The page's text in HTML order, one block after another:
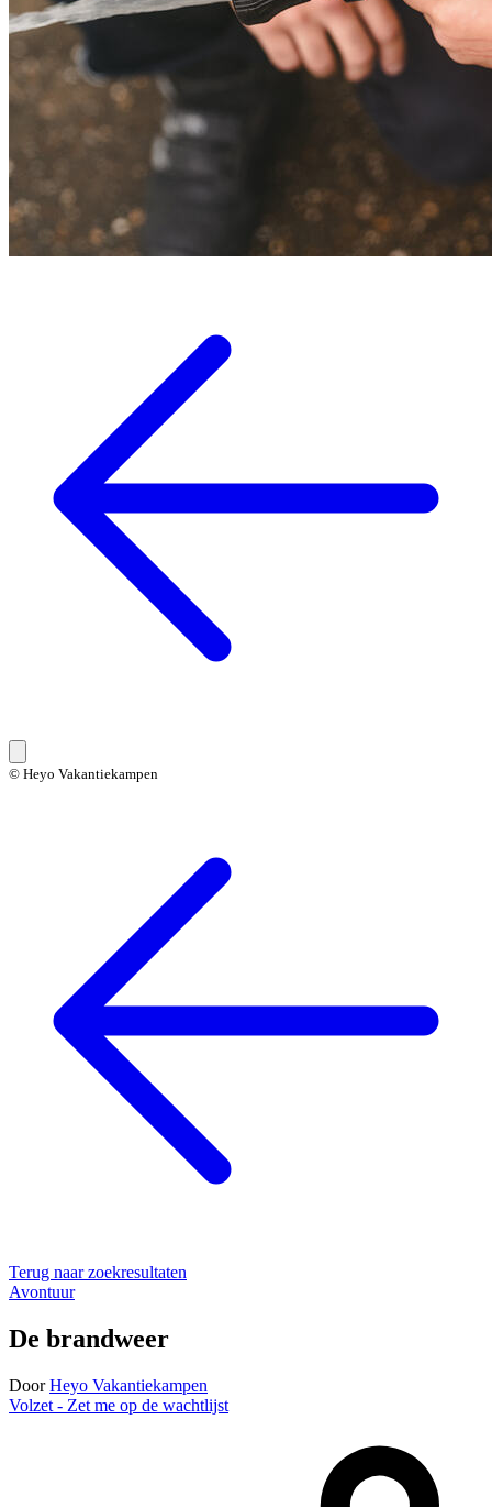
© Heyo Vakantiekampen
Terug naar zoekresultaten
Avontuur
De brandweer
Door Heyo Vakantiekampen
Volzet - Zet me op de wachtlijst